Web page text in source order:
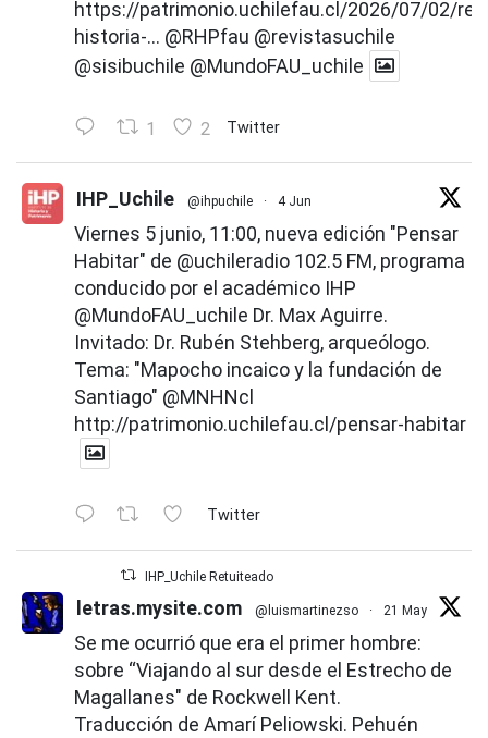
https://patrimonio.uchilefau.cl/2026/07/02/
historia-... @RHPfau @revistasuchile
@sisibuchile @MundoFAU_uchile
1 2 Twitter
IHP_Uchile @ihpuchile · 4 Jun
Viernes 5 junio, 11:00, nueva edición "Pensar
Habitar" de @uchileradio 102.5 FM, programa
conducido por el académico IHP
@MundoFAU_uchile Dr. Max Aguirre.
Invitado: Dr. Rubén Stehberg, arqueólogo.
Tema: "Mapocho incaico y la fundación de
Santiago" @MNHNcl
http://patrimonio.uchilefau.cl/pensar-habitar
Twitter
IHP_Uchile Retuiteado
letras.mysite.com @luismartinezso · 21 May
Se me ocurrió que era el primer hombre:
sobre “Viajando al sur desde el Estrecho de
Magallanes" de Rockwell Kent.
Traducción de Amarí Peliowski. Pehuén